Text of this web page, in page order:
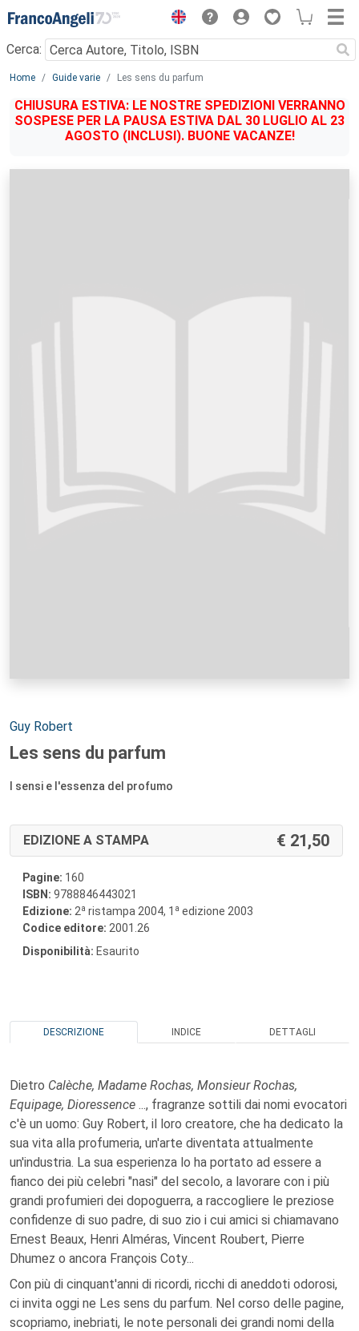
Menu
Cerca:
Main content
Home Guide varie Les sens du parfum
CHIUSURA ESTIVA: LE NOSTRE SPEDIZIONI VERRANNO
SOSPESE PER LA PAUSA ESTIVA DAL 30 LUGLIO AL 23
AGOSTO (INCLUSI). BUONE VACANZE!
Autori:
Guy Robert
Les sens du parfum
I sensi e l'essenza del profumo
EDIZIONE A STAMPA 21,50
Pagine: 160
ISBN: 9788846443021
Edizione: 2a ristampa 2004, 1 a edizione 2003
Codice editore: 2001.26
Disponibilità: Esaurito
DESCRIZIONE INDICE DETTAGLI
Dietro Calèche, Madame Rochas, Monsieur Rochas,
Equipage, Dioressence ..., fragranze sottili dai nomi evocatori
c'è un uomo: Guy Robert, il loro creatore, che ha dedicato la
sua vita alla profumeria, un'arte diventata attualmente
un'industria. La sua esperienza lo ha portato ad essere a
fianco dei più celebri "nasi" del secolo, a lavorare con i più
grandi profumieri dei dopoguerra, a raccogliere le preziose
confidenze di suo padre, di suo zio i cui amici si chiamavano
Ernest Beaux, Henri Alméras, Vincent Roubert, Pierre
Dhumez o ancora François Coty...
Con più di cinquant'anni di ricordi, ricchi di aneddoti odorosi,
ci invita oggi ne Les sens du parfum. Nel corso delle pagine,
scopriamo, inebriati, le note personali dei grandi nomi della